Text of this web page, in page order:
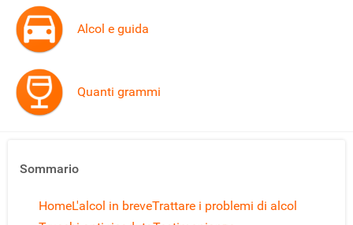
Alcol e guida
Quanti grammi
Sommario
HomeL'alcol in breveTrattare i problemi di alcol